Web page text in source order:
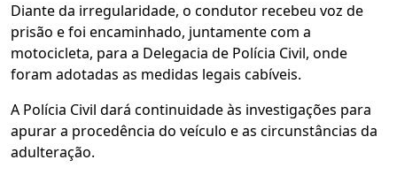
Diante da irregularidade, o condutor recebeu voz de
prisão e foi encaminhado, juntamente com a
motocicleta, para a Delegacia de Polícia Civil, onde
foram adotadas as medidas legais cabíveis.
A Polícia Civil dará continuidade às investigações para
apurar a procedência do veículo e as circunstâncias da
adulteração.